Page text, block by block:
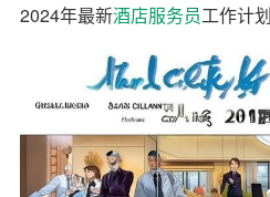
2024年最新酒店服务员工作计划